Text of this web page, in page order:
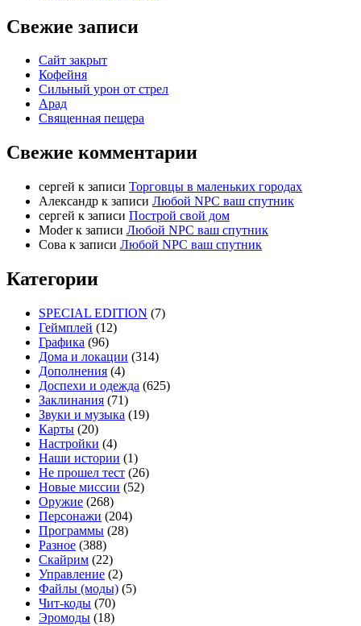
Свежие записи
Сайт закрыт
Кофейня
Cильный урон от стрел
Арад
Священная пещера
Свежие комментарии
cергей к записи Торговцы в маленьких городах
Александр к записи Любой NPC ваш спутник
cергей к записи Построй свой дом
Moderк записи Любой NPC ваш спутник
Сова к записи Любой NPC ваш спутник
Категории
SPECIAL EDITION (7)
Геймплей (12)
Графика (96)
Дома и локации (314)
Дополнения (4)
Доспехи и одежда (625)
Заклинания (71)
Звуки и музыка (19)
Карты (20)
Настройки (4)
Наши истории (1)
Не прошел тест (26)
Новые миссии (52)
Оружие (268)
Персонажи (204)
Программы (28)
Разное (388)
Скайрим (22)
Управление (2)
Файлы (моды) (5)
Чит-коды (70)
Эромоды (18)